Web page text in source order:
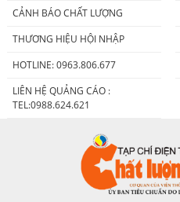
CẢNH BÁO CHẤT LƯỢNG
THƯƠNG HIỆU HỘI NHẬP
HOTLINE: 0963.806.677
LIÊN HỆ QUẢNG CÁO :
TEL:0988.624.621